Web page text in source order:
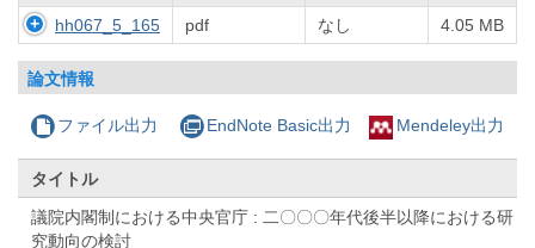
hh067_5_165 pdf なし 4.05 MB
論文情報
ファイル出力 EndNote Basic出力 Mendeley出力
タイトル
議院内閣制における中央官庁 : 二〇〇〇年代後半以降における研
究動向の検討